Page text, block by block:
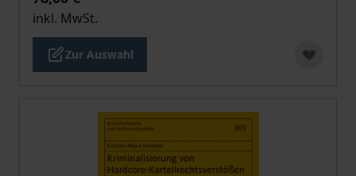
inkl. MwSt.
Zur Auswahl